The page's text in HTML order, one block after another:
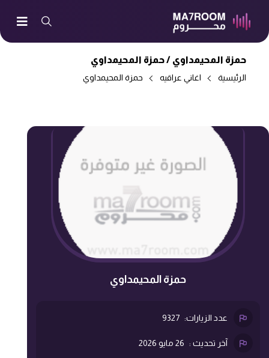
حمزة المحيمداوي /حمزة المحيمداوي
الرئيسية اغاني عراقيه حمزة المحيمداوي
حمزة المحيمداوي
عدد الزيارات: 9327
آخر تحديث : 26 مايو 2026